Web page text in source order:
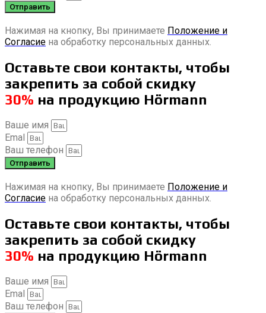
Отправить
Нажимая на кнопку, Вы принимаете Положение и
Согласие на обработку персональных данных.
Оставьте свои контакты, чтобы
закрепить за собой скидку
30% на продукцию Hörmann
Ваше имя
Emal
Ваш телефон
Отправить
Нажимая на кнопку, Вы принимаете Положение и
Согласие на обработку персональных данных.
Оставьте свои контакты, чтобы
закрепить за собой скидку
30% на продукцию Hörmann
Ваше имя
Emal
Ваш телефон